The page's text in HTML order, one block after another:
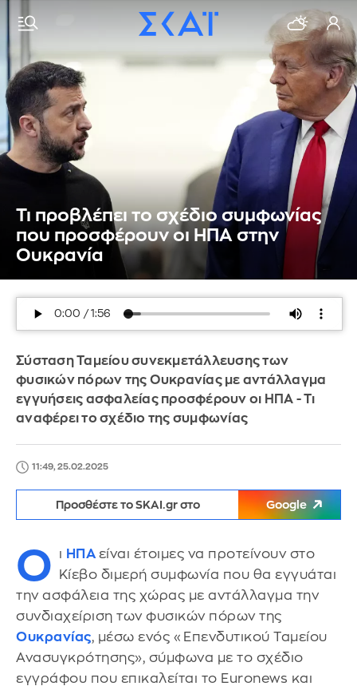
Τι προβλέπει το σχέδιο συμφωνίας
που προσφέρουν οι ΗΠΑ στην
Ουκρανία
Σύσταση Ταμείου συνεκμετάλλευσης των
φυσικών πόρων της Ουκρανίας με αντάλλαγμα
εγγυήσεις ασφαλείας προσφέρουν οι ΗΠΑ - Τι
αναφέρει το σχέδιο της συμφωνίας
11:49, 25.02.2025
Προσθέστε το SKAI.gr στο Google
Ο ι ΗΠΑ είναι έτοιμες να προτείνουν στο
Κίεβο διμερή συμφωνία που θα εγγυάται
την ασφάλεια της χώρας με αντάλλαγμα την
συνδιαχείριση των φυσικών πόρων της
Ουκρανίας, μέσω ενός «Επενδυτικού Ταμείου
Ανασυγκρότησης», σύμφωνα με το σχέδιο
εγγράφου που επικαλείται το Euronews και